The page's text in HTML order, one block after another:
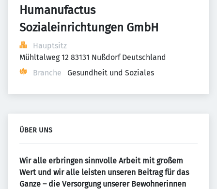
Humanufactus
Sozialeinrichtungen GmbH
Hauptsitz
Mühltalweg 12 83131 Nußdorf Deutschland
Branche
Gesundheit und Soziales
ÜBER UNS
Wir alle erbringen sinnvolle Arbeit mit großem
Wert und wir alle leisten unseren Beitrag für das
Ganze – die Versorgung unserer Bewohnerinnen